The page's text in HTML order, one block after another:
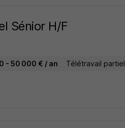
Sénior H/F
- 50 000 € / an Télétravail partiel